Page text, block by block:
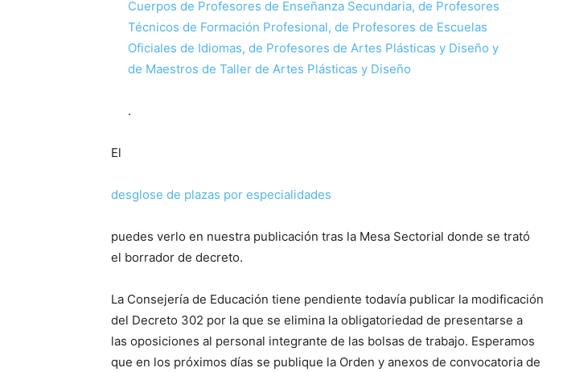
Cuerpos de Profesores de Enseñanza Secundaria, de Profesores
Técnicos de Formación Profesional, de Profesores de Escuelas
Oficiales de Idiomas, de Profesores de Artes Plásticas y Diseño y
de Maestros de Taller de Artes Plásticas y Diseño
.
El
desglose de plazas por especialidades
puedes verlo en nuestra publicación tras la Mesa Sectorial donde se trató
el borrador de decreto.
La Consejería de Educación tiene pendiente todavía publicar la modificación
del Decreto 302 por la que se elimina la obligatoriedad de presentarse a
las oposiciones al personal integrante de las bolsas de trabajo. Esperamos
que en los próximos días se publique la Orden y anexos de convocatoria de